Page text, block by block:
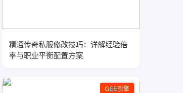
精通传奇私服修改技巧：详解经验倍
率与职业平衡配置方案
GEE引擎